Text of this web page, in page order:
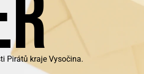
Pirátů kraje Vysočina.